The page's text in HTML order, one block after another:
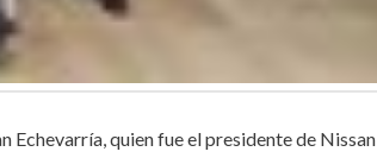
Echevarría, quien fue el presidente de Nissan